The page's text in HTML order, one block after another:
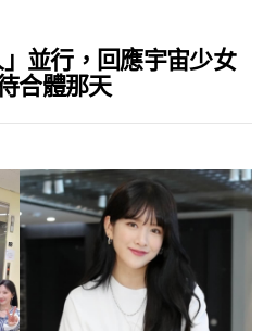
並行，回應宇宙少女
合體那天